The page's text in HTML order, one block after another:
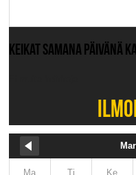
KEIKAT SAMANA PÄIVÄNÄ
Ma Ti Ke